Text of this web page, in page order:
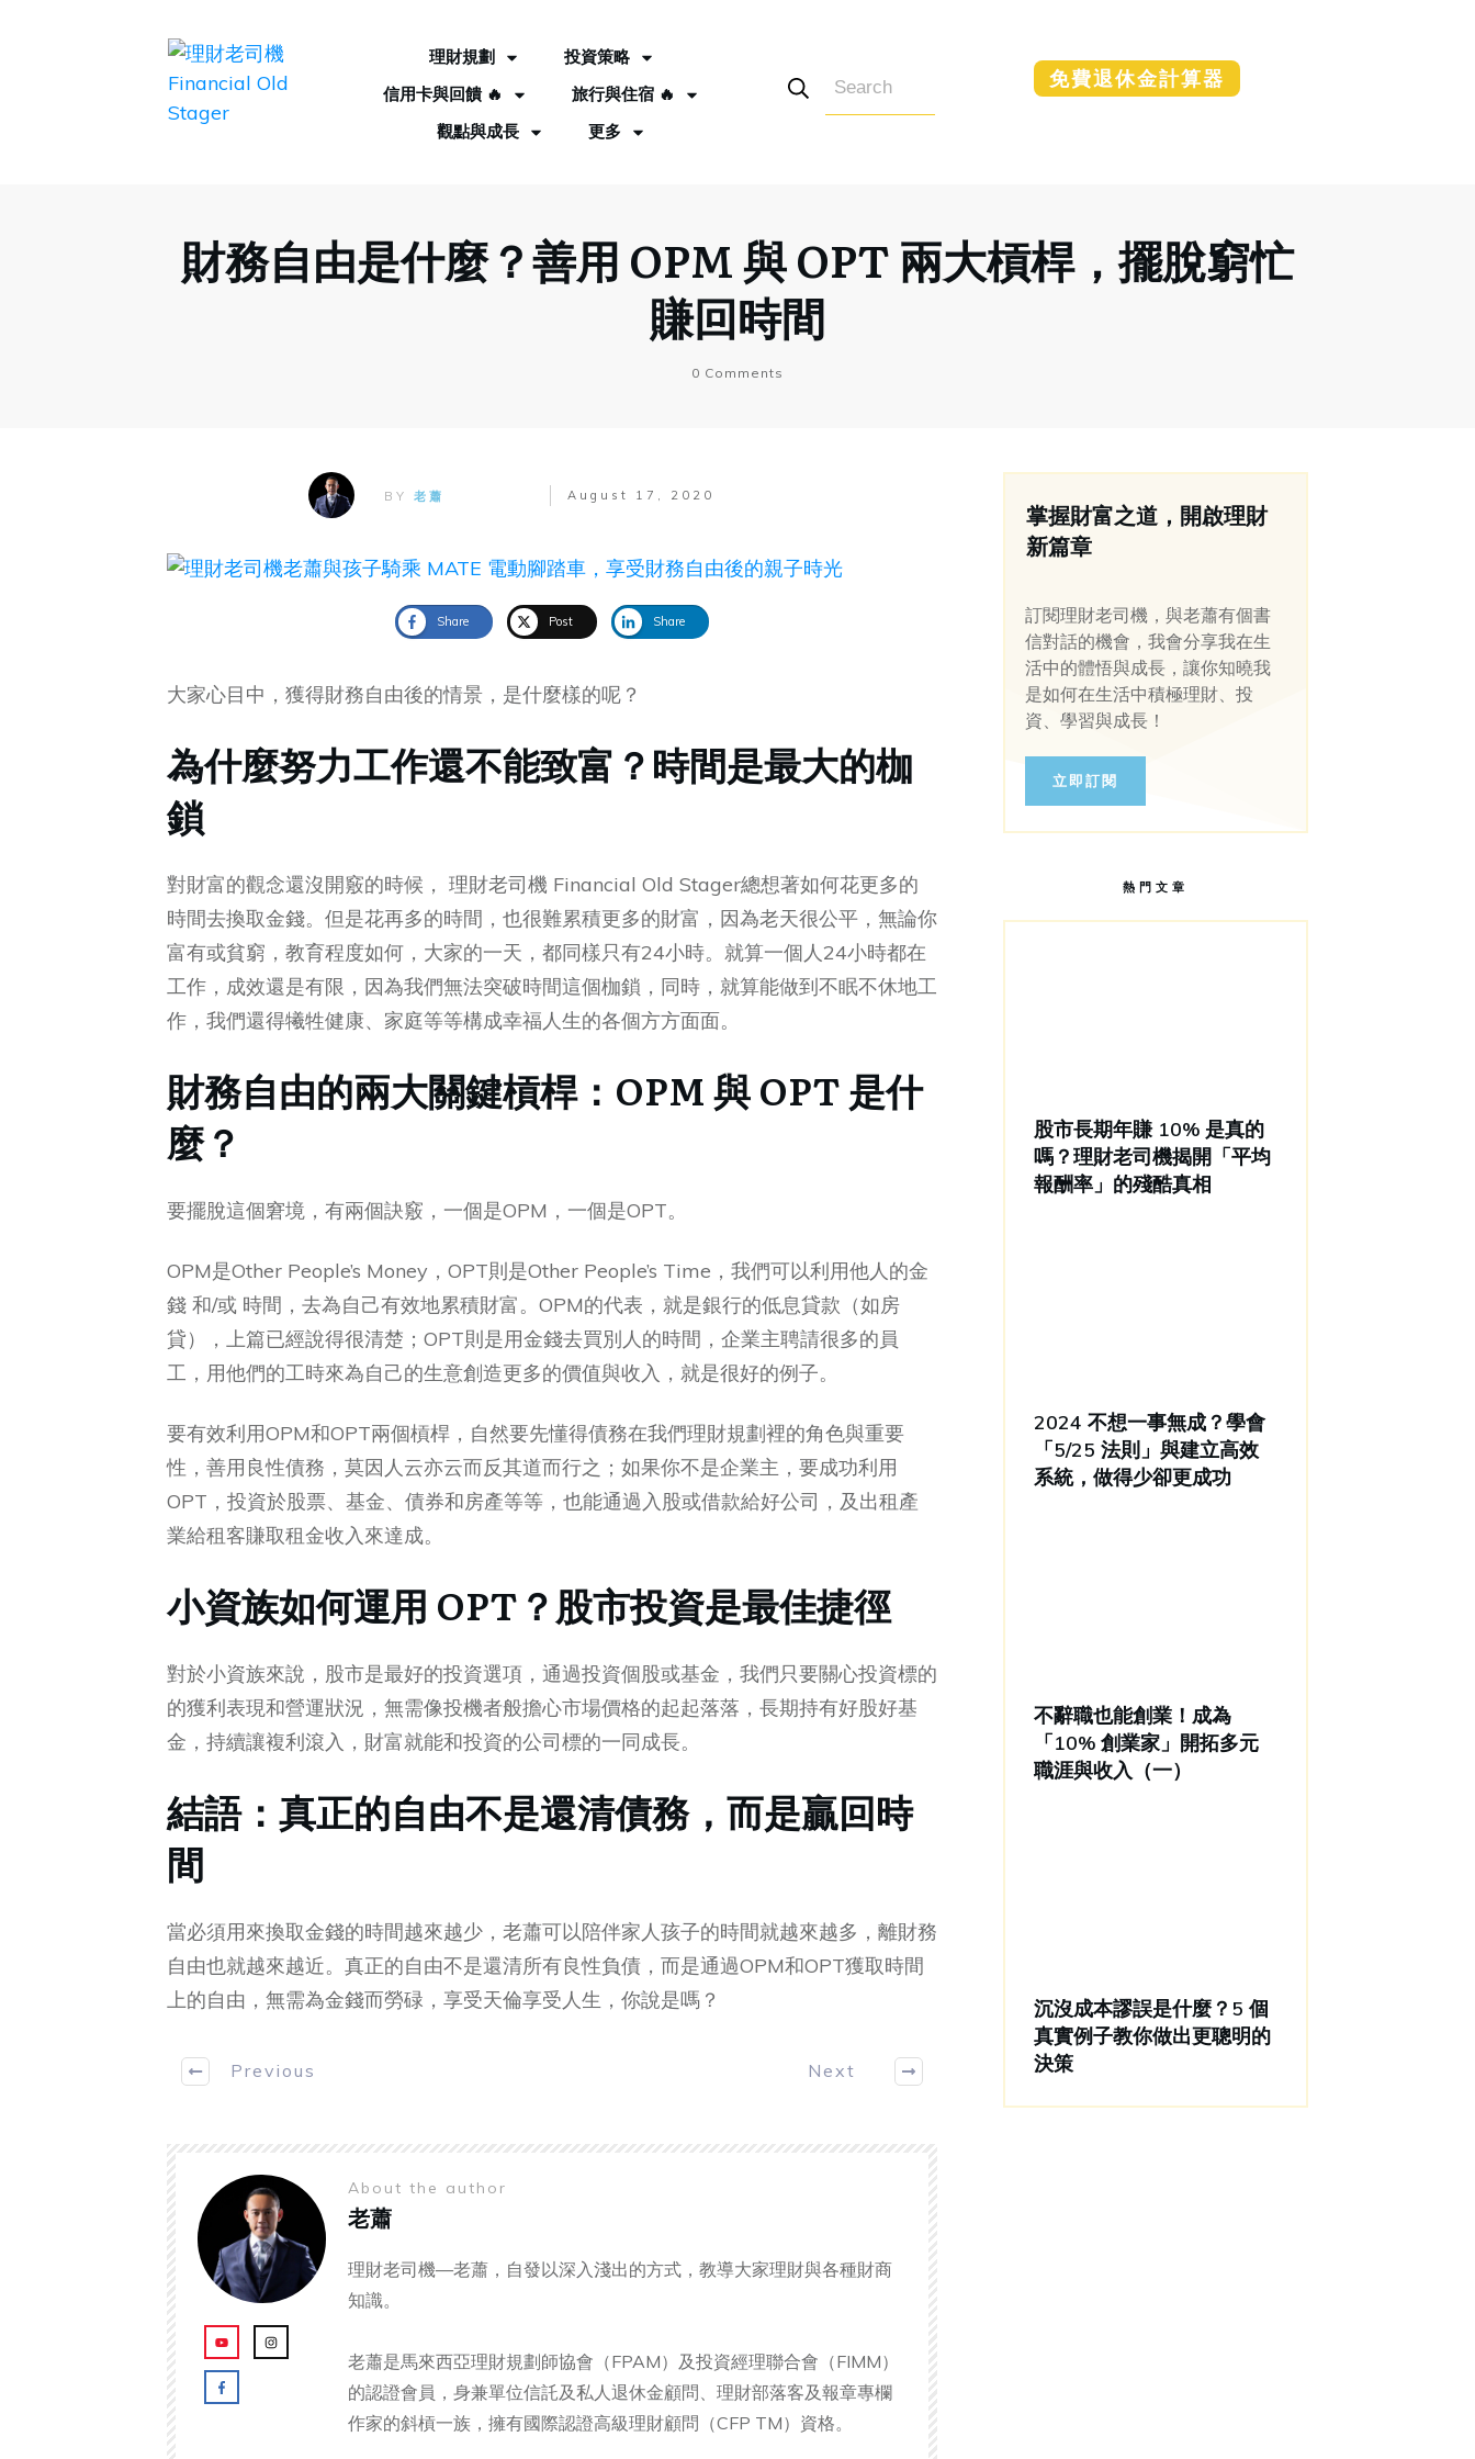
理財規劃
投資策略
信用卡與回饋 🔥
旅行與住宿 🔥
觀點與成長
更多
免費退休金計算器
財務自由是什麼？善用 OPM 與 OPT 兩大槓桿，擺脫窮忙
賺回時間
0 Comments
BY老蕭 August 17, 2020
Share Post Share
大家心目中，獲得財務自由後的情景，是什麼樣的呢？
為什麼努力工作還不能致富？時間是最大的枷
鎖
對財富的觀念還沒開竅的時候， 理財老司機 Financial Old Stager總想著如何花更多的
時間去換取金錢。但是花再多的時間，也很難累積更多的財富，因為老天很公平，無論你
富有或貧窮，教育程度如何，大家的一天，都同樣只有24小時。就算一個人24小時都在
工作，成效還是有限，因為我們無法突破時間這個枷鎖，同時，就算能做到不眠不休地工
作，我們還得犧牲健康、家庭等等構成幸福人生的各個方方面面。
財務自由的兩大關鍵槓桿：OPM 與 OPT 是什
麼？
要擺脫這個窘境，有兩個訣竅，一個是OPM，一個是OPT。
OPM是Other People’s Money，OPT則是Other People’s Time，我們可以利用他人的金
錢 和/或 時間，去為自己有效地累積財富。OPM的代表，就是銀行的低息貸款（如房
貸），上篇已經說得很清楚；OPT則是用金錢去買別人的時間，企業主聘請很多的員
工，用他們的工時來為自己的生意創造更多的價值與收入，就是很好的例子。
要有效利用OPM和OPT兩個槓桿，自然要先懂得債務在我們理財規劃裡的角色與重要
性，善用良性債務，莫因人云亦云而反其道而行之；如果你不是企業主，要成功利用
OPT，投資於股票、基金、債券和房產等等，也能通過入股或借款給好公司，及出租產
業給租客賺取租金收入來達成。
小資族如何運用 OPT？股市投資是最佳捷徑
對於小資族來說，股市是最好的投資選項，通過投資個股或基金，我們只要關心投資標的
的獲利表現和營運狀況，無需像投機者般擔心市場價格的起起落落，長期持有好股好基
金，持續讓複利滾入，財富就能和投資的公司標的一同成長。
結語：真正的自由不是還清債務，而是贏回時
間
當必須用來換取金錢的時間越來越少，老蕭可以陪伴家人孩子的時間就越來越多，離財務
自由也就越來越近。真正的自由不是還清所有良性負債，而是通過OPM和OPT獲取時間
上的自由，無需為金錢而勞碌，享受天倫享受人生，你說是嗎？
Previous Next
About the author
老蕭
理財老司機—老蕭，自發以深入淺出的方式，教導大家理財與各種財商
知識。
老蕭是馬來西亞理財規劃師協會（FPAM）及投資經理聯合會（FIMM）
的認證會員，身兼單位信託及私人退休金顧問、理財部落客及報章專欄
作家的斜槓一族，擁有國際認證高級理財顧問（CFP TM）資格。
掌握財富之道，開啟理財
新篇章
訂閱理財老司機，與老蕭有個書
信對話的機會，我會分享我在生
活中的體悟與成長，讓你知曉我
是如何在生活中積極理財、投
資、學習與成長！
立即訂閱
熱門文章
股市長期年賺 10% 是真的
嗎？理財老司機揭開「平均
報酬率」的殘酷真相
2024 不想一事無成？學會
「5/25 法則」與建立高效
系統，做得少卻更成功
不辭職也能創業！成為
「10% 創業家」開拓多元
職涯與收入（一）
沉沒成本謬誤是什麼？5 個
真實例子教你做出更聰明的
決策